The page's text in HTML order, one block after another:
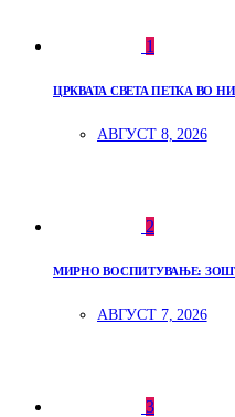
1
ЦРКВАТА СВЕТА ПЕТКА ВО
АВГУСТ 8, 2026
2
МИРНО ВОСПИТУВАЊЕ:
АВГУСТ 7, 2026
3